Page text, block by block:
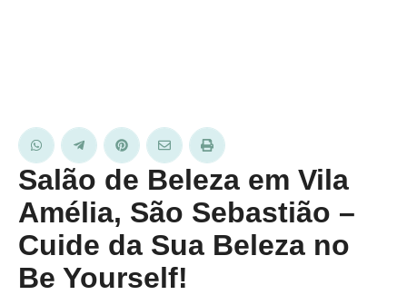
Salão de Beleza em Vila
Amélia, São Sebastião –
Cuide da Sua Beleza no
Be Yourself!